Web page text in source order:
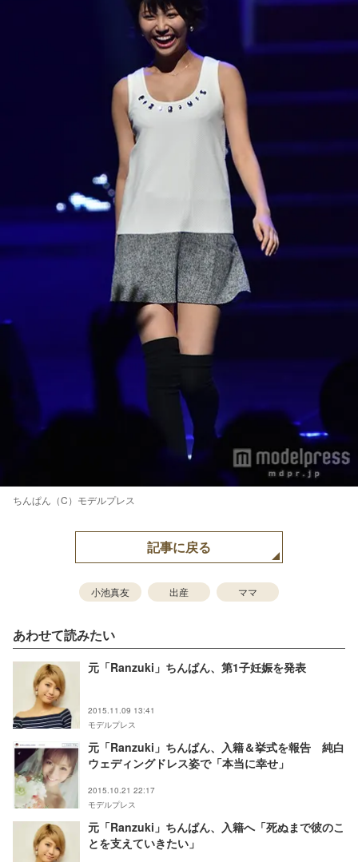
ちんぱん（C）モデルプレス
記事に戻る
小池真友 出産 ママ
あわせて読みたい
元「Ranzuki」ちんぱん、第1子妊娠を発表
2015.11.09 13:41
モデルプレス
元「Ranzuki」ちんぱん、入籍＆挙式を報告 純白
ウェディングドレス姿で「本当に幸せ」
2015.10.21 22:17
モデルプレス
元「Ranzuki」ちんぱん、入籍へ「死ぬまで彼のこ
とを支えていきたい」